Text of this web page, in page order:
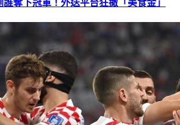
奪下冠軍！外送平台狂撒「美食金」